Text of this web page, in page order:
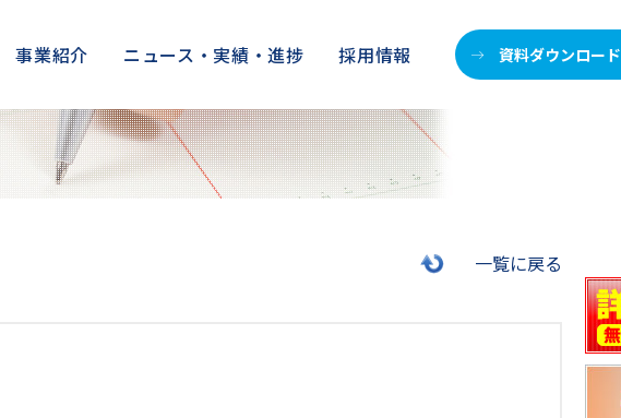
事業紹介 ニュース・実績・進捗 採用情報 資料ダウンロード
一覧に戻る